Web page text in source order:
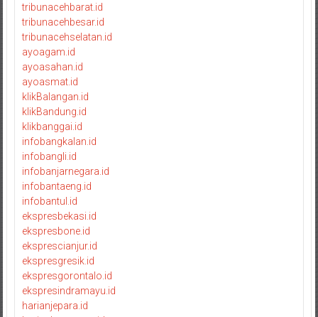
tribunacehbarat.id
tribunacehbesar.id
tribunacehselatan.id
ayoagam.id
ayoasahan.id
ayoasmat.id
klikBalangan.id
klikBandung.id
klikbanggai.id
infobangkalan.id
infobangli.id
infobanjarnegara.id
infobantaeng.id
infobantul.id
ekspresbekasi.id
ekspresbone.id
eksprescianjur.id
ekspresgresik.id
ekspresgorontalo.id
ekspresindramayu.id
harianjepara.id